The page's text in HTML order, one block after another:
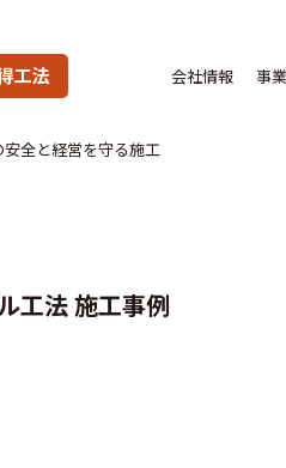
工法 会社情報 事
全と経営を守る施工
工法 施工事例